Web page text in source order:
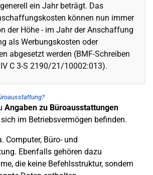
ein Jahr beträgt. Das
können nun immer
der Höhe - im Jahr der Anschaffung
als Werbungskosten oder
abgesetzt werden (BMF-Schreiben
C 3-S 2190/21/10002:013).
Angaben zu Büroausstattungen
im Betriebsvermögen befinden.
Computer, Büro- und
Ebenfalls gehören dazu
die keine Befehlsstruktur, sondern